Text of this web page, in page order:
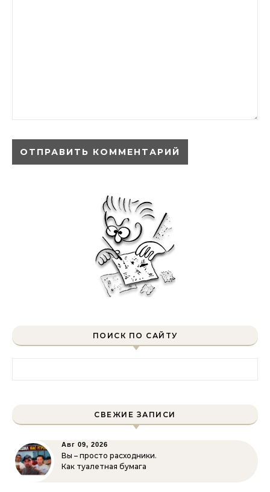
ПОИСК ПО САЙТУ
СВЕЖИЕ ЗАПИСИ
Авг 09, 2026
Вы – просто расходники.
Как туалетная бумага